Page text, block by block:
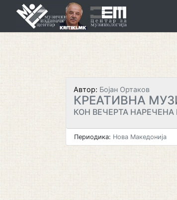
Автор: Бојан Ортаков
КРЕАТИВНА
КОН ВЕЧЕРТА
Периодика: Нова Македонија